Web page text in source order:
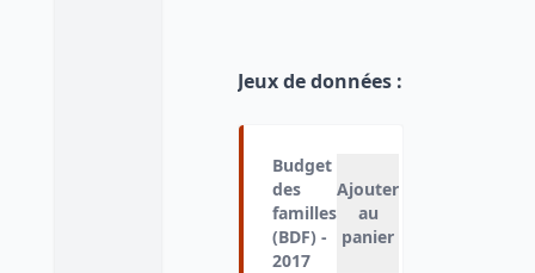
Jeux de données :
Budget
des
familles
(BDF) -
2017
Ajouter
au
panier